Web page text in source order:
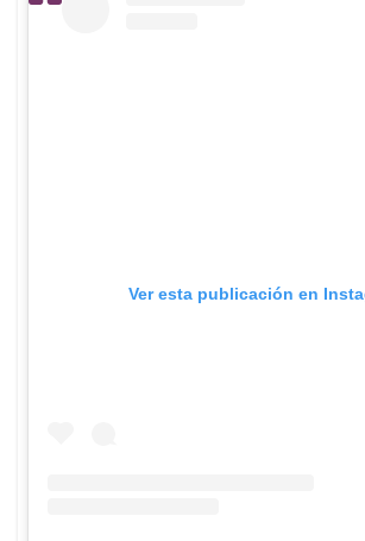
Ver esta publicación en